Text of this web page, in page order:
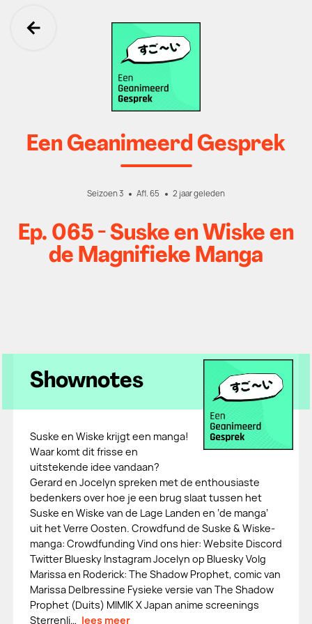
Ga terug
Een Geanimeerd Gesprek
Seizoen 3 Afl. 65 2 jaar geleden
Ep. 065 - Suske en Wiske en
de Magnifieke Manga
Shownotes
Suske en Wiske krijgt een manga!
Waar komt dit frisse en
uitstekende idee vandaan?
Gerard en Jocelyn spreken met de enthousiaste
bedenkers over hoe je een brug slaat tussen het
Suske en Wiske van de Lage Landen en ‘de manga’
uit het Verre Oosten. Crowdfund de Suske & Wiske-
manga: Crowdfunding Vind ons hier: Website Discord
Twitter Bluesky Instagram Jocelyn op Bluesky Volg
Marissa en Roderick: The Shadow Prophet, comic van
Marissa Delbressine Fysieke versie van The Shadow
Prophet (Duits) MIMIK X Japan anime screenings
Sterrenli… lees meer